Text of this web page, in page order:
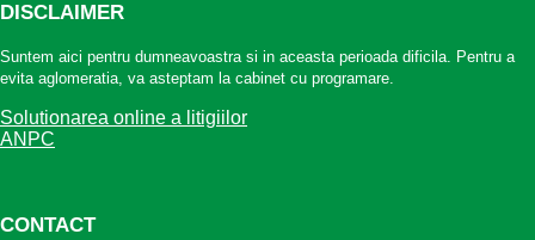
DISCLAIMER
Suntem aici pentru dumneavoastra si in aceasta perioada dificila. Pentru a
evita aglomeratia, va asteptam la cabinet cu programare.
Solutionarea online a litigiilor
ANPC
CONTACT